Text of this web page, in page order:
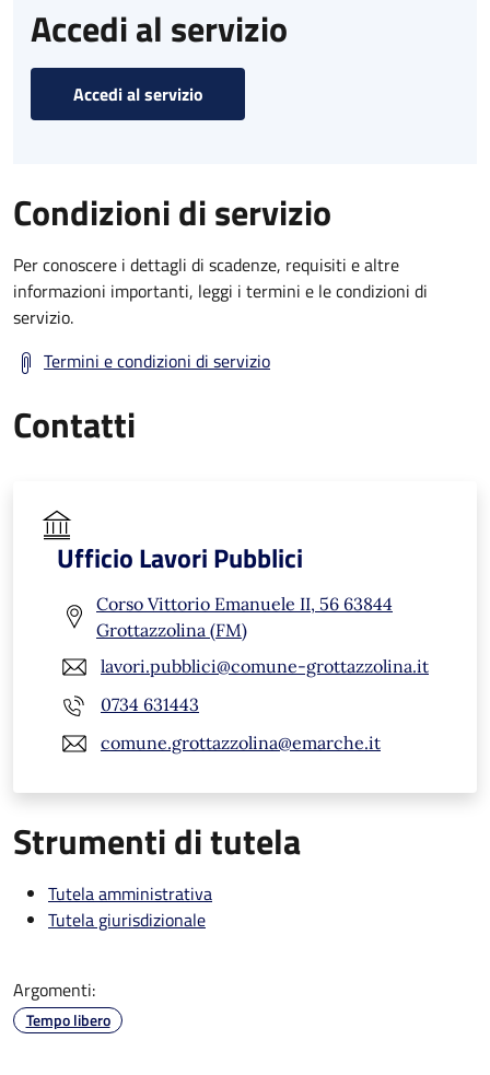
Accedi al servizio
Accedi al servizio
Condizioni di servizio
Per conoscere i dettagli di scadenze, requisiti e altre
informazioni importanti, leggi i termini e le condizioni di
servizio.
Termini e condizioni di servizio
Contatti
Ufficio Lavori Pubblici
Corso Vittorio Emanuele II, 56 63844
Grottazzolina (FM)
lavori.pubblici@comune-grottazzolina.it
0734 631443
comune.grottazzolina@emarche.it
Strumenti di tutela
Tutela amministrativa
Tutela giurisdizionale
Argomenti:
Tempo libero